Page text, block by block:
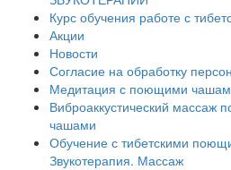
Курс обучения работе с
Акции
Новости
Согласие на обработку
Медитация с поющими
Виброаккустический массаж
чашами
Обучение с тибетскими
Звукотерапия. Массаж